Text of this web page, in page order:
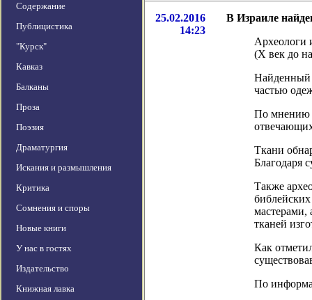
Содержание
Публицистика
"Курск"
Кавказ
Балканы
Проза
Поэзия
Драматургия
Искания и размышления
Критика
Сомнения и споры
Новые книги
У нас в гостях
Издательство
Книжная лавка
25.02.2016
14:23
В Израиле
Археологи
(X век до
Найденный
частью
По мнению
Ткани
Благодаря
Также
мастерами,
тканей
Как
По